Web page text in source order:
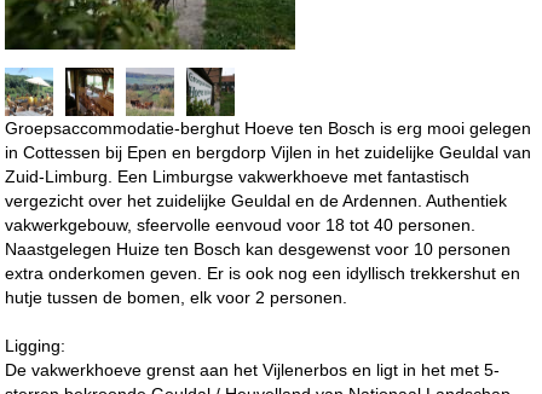
Groepsaccommodatie-berghut Hoeve ten Bosch is erg mooi gelegen
in Cottessen bij Epen en bergdorp Vijlen in het zuidelijke Geuldal van
Zuid-Limburg. Een Limburgse vakwerkhoeve met fantastisch
vergezicht over het zuidelijke Geuldal en de Ardennen. Authentiek
vakwerkgebouw, sfeervolle eenvoud voor 18 tot 40 personen.
Naastgelegen Huize ten Bosch kan desgewenst voor 10 personen
extra onderkomen geven. Er is ook nog een idyllisch trekkershut en
hutje tussen de bomen, elk voor 2 personen.
Ligging:
De vakwerkhoeve grenst aan het Vijlenerbos en ligt in het met 5-